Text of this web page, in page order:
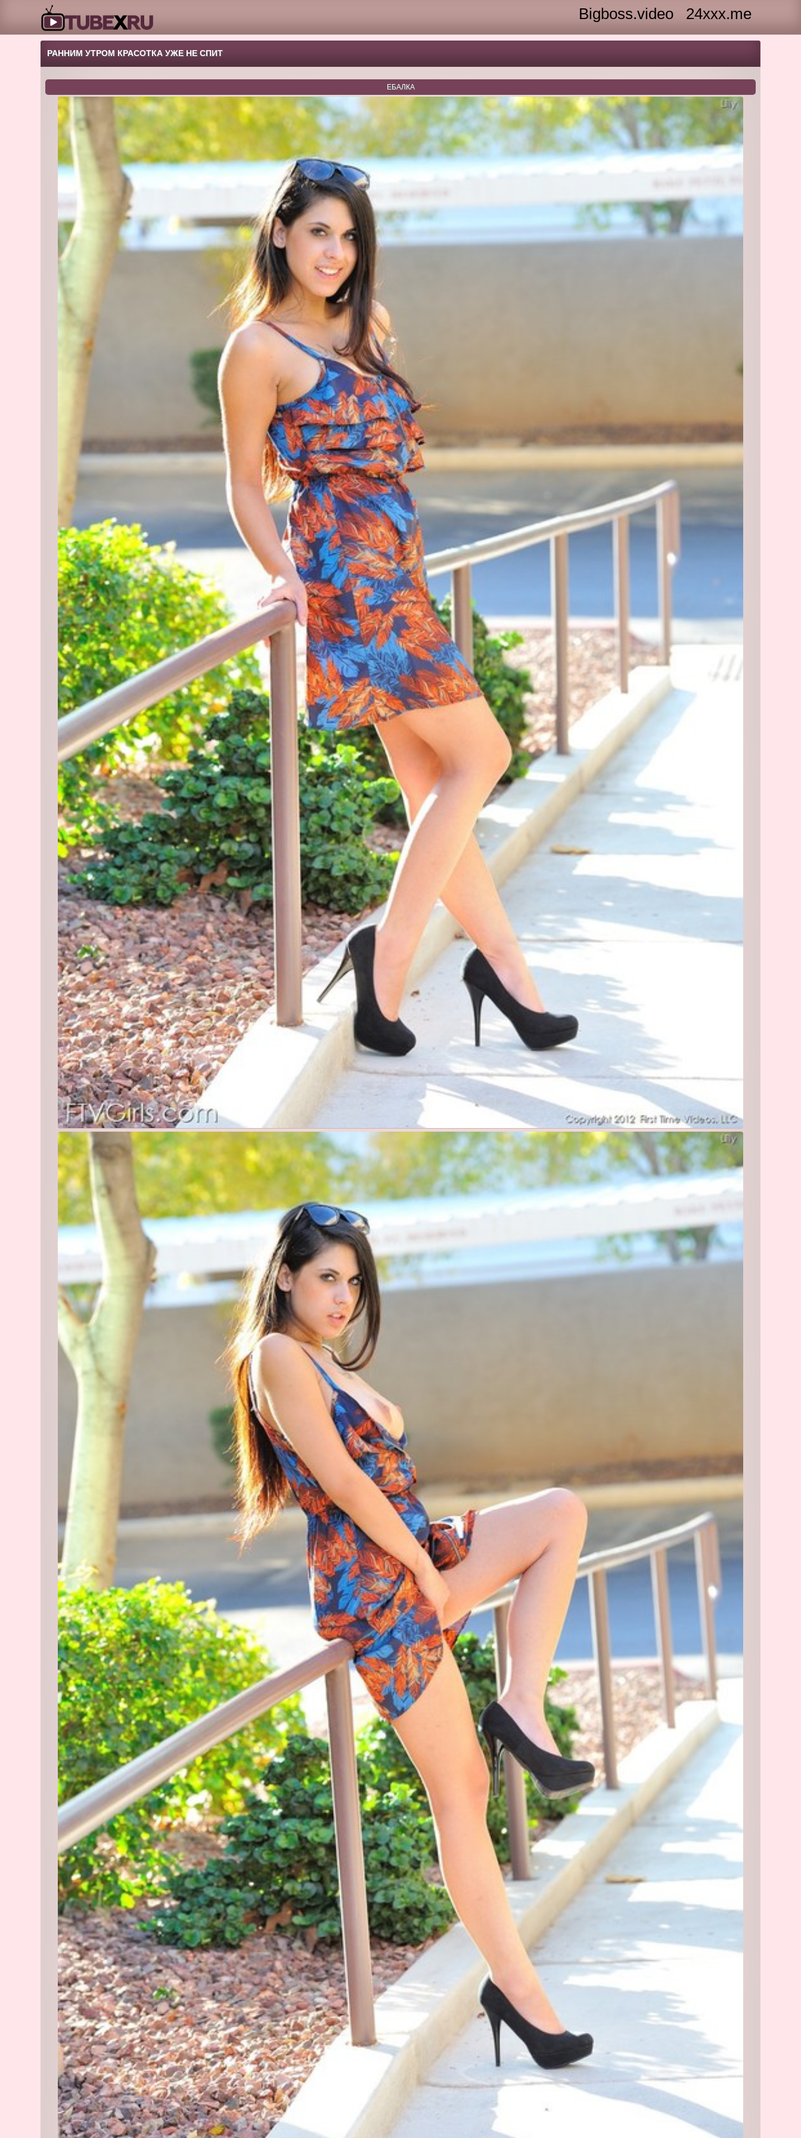
Bigboss.video 24xxx.me
РАННИМ УТРОМ КРАСОТКА УЖЕ НЕ СПИТ
ЕБАЛКА